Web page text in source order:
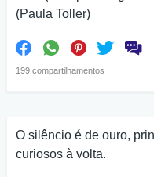
(Paula Toller)
199 compartilhamentos
O silêncio é de ouro,
curiosos à volta.